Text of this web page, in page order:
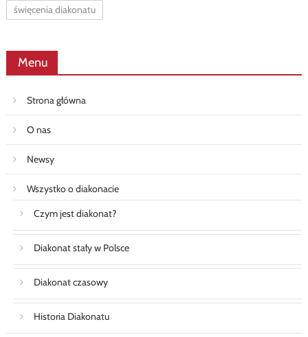
święcenia diakonatu
Menu
Strona główna
O nas
Newsy
Wszystko o diakonacie
Czym jest diakonat?
Diakonat stały w Polsce
Diakonat czasowy
Historia Diakonatu